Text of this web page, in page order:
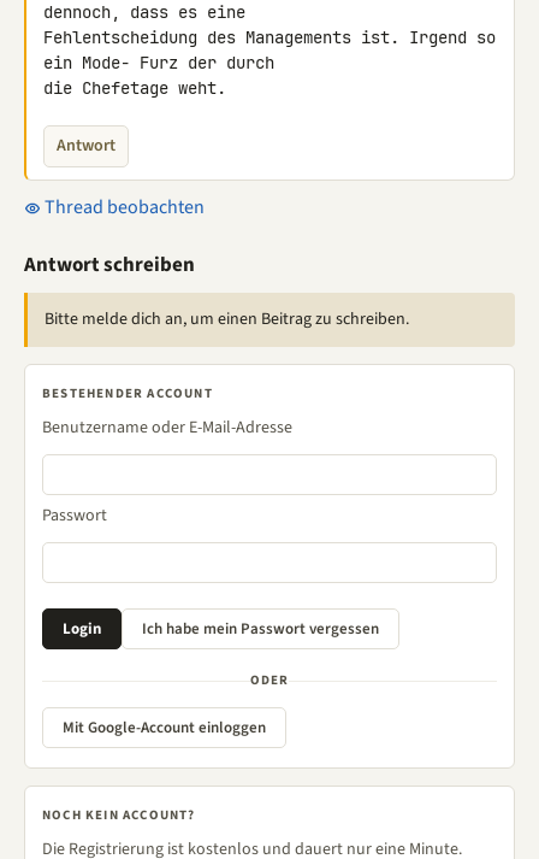
dennoch, dass es eine
Fehlentscheidung des Managements ist. Irgend so
ein Mode- Furz der durch
die Chefetage weht.
Antwort
Thread beobachten
Antwort schreiben
Bitte melde dich an, um einen Beitrag zu schreiben.
BESTEHENDER ACCOUNT
Benutzername oder E-Mail-Adresse
Passwort
ODER
Mit Google-Account einloggen
NOCH KEIN ACCOUNT?
Die Registrierung ist kostenlos und dauert nur eine Minute.